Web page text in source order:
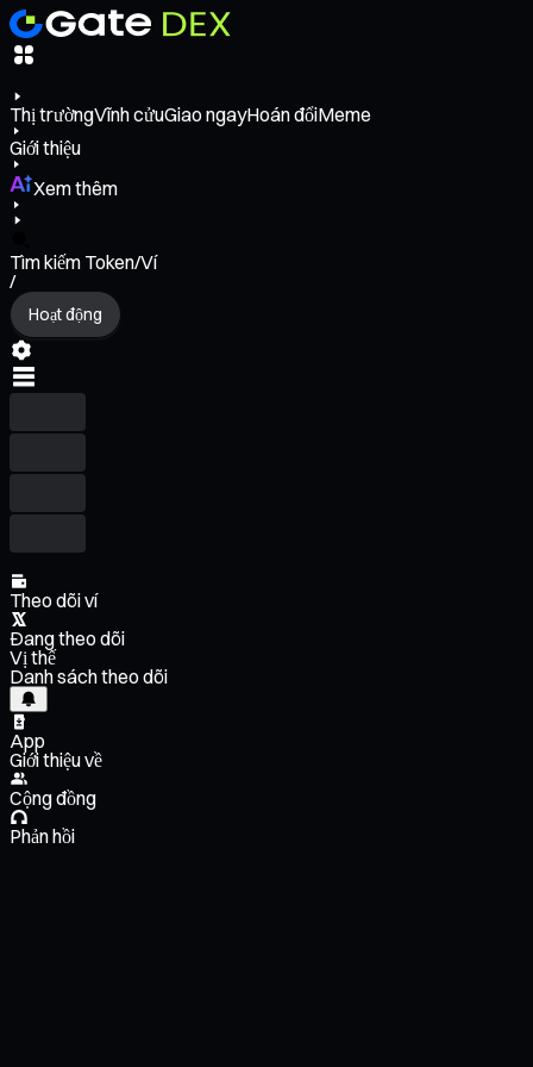
Thị trườngVĩnh cửuGiao ngayHoán đổiMeme
Giới thiệu
Xem thêm
Tìm kiếm Token/Ví
/
Hoạt động
Theo dõi ví
Đang theo dõi
Vị thế
Danh sách theo dõi
App
Giới thiệu về
Cộng đồng
Phản hồi